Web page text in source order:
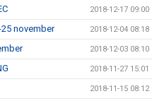
2018-12-17 09:00
25 november 2018-12-04 08:18
2018-12-03 08:10
2018-11-27 15:01
2018-11-15 08:12